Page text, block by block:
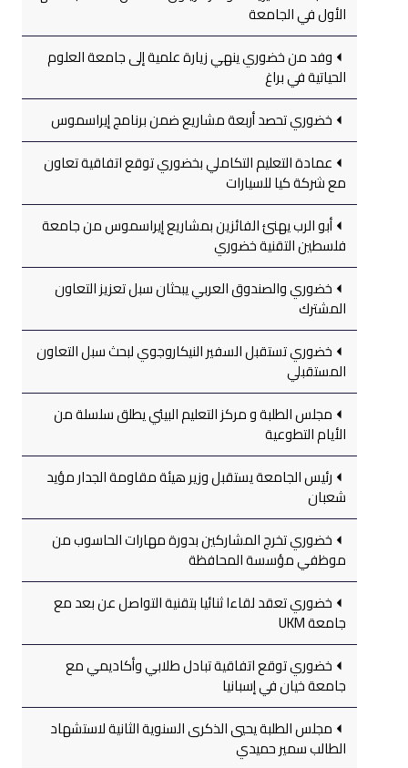
الأول في الجامعة
وفد من خضوري ينهي زيارة علمية إلى جامعة العلوم
الحياتية في براغ
خضوري تحصد أربعة مشاريع ضمن برنامج إيراسموس
عمادة التعليم التكاملي بخضوري توقع اتفاقية تعاون
مع شركة كيا للسيارات
أبو الرب يهنئ الفائزين بمشاريع إيراسموس من جامعة
فلسطين التقنية خضوري
خضوري والصندوق العربي يبحثان سبل تعزيز التعاون
المشترك
خضوري تستقبل السفير النيكاروجوي لبحث سبل التعاون
المستقبلي
مجلس الطلبة و مركز التعليم البيئي يطلق سلسلة من
الأيام التطوعية
رئيس الجامعة يستقبل وزير هيئة مقاومة الجدار مؤيد
شعبان
خضوري تخرج المشاركين بدورة مهارات الحاسوب من
موظفي مؤسسة المحافظة
خضوري تعقد لقاءا ثنائيا بتقنية التواصل عن بعد مع
جامعة UKM
خضوري توقع اتفاقية تبادل طلابي وأكاديمي مع
جامعة خيان في إسبانيا
مجلس الطلبة يحيي الذكرى السنوية الثانية لاستشهاد
الطالب سمير حميدي